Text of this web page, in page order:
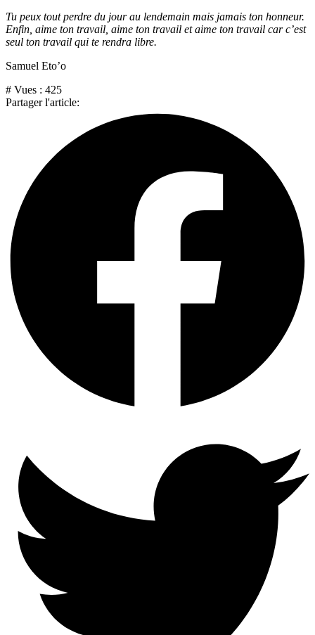
Tu peux tout perdre du jour au lendemain mais jamais ton honneur.
Enfin, aime ton travail, aime ton travail et aime ton travail car c’est
seul ton travail qui te rendra libre.
Samuel Eto’o
# Vues : 425
Partager l'article: